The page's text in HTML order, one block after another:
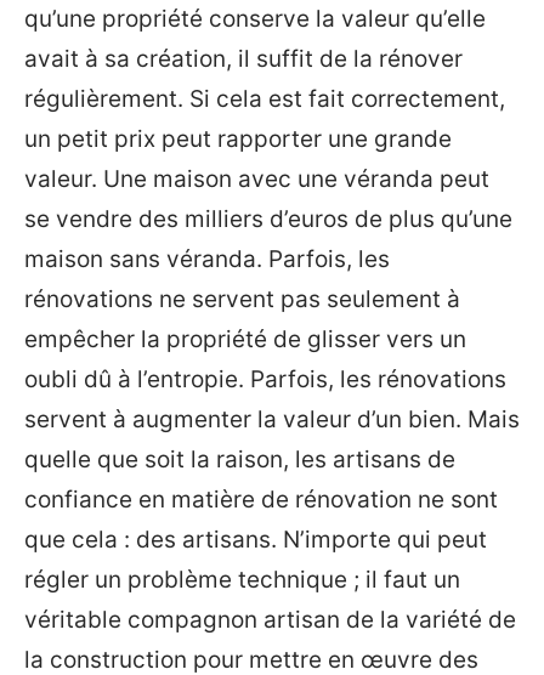
qu’une propriété conserve la valeur qu’elle
avait à sa création, il suffit de la rénover
régulièrement. Si cela est fait correctement,
un petit prix peut rapporter une grande
valeur. Une maison avec une véranda peut
se vendre des milliers d’euros de plus qu’une
maison sans véranda. Parfois, les
rénovations ne servent pas seulement à
empêcher la propriété de glisser vers un
oubli dû à l’entropie. Parfois, les rénovations
servent à augmenter la valeur d’un bien. Mais
quelle que soit la raison, les artisans de
confiance en matière de rénovation ne sont
que cela : des artisans. N’importe qui peut
régler un problème technique ; il faut un
véritable compagnon artisan de la variété de
la construction pour mettre en œuvre des